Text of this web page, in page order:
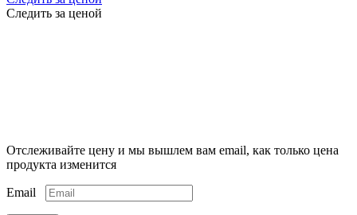
Следить за ценой
Отслеживайте цену и мы вышлем вам email, как только цена
продукта изменится
Email